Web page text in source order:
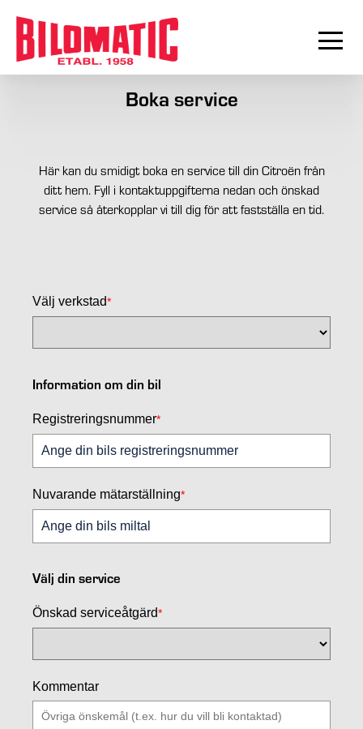
Boka service
Här kan du smidigt boka en service till din Citroën från
ditt hem. Fyll i kontaktuppgifterna nedan och önskad
service så återkopplar vi till dig för att fastställa en tid.
Välj verkstad*
Information om din bil
Registreringsnummer*
Nuvarande mätarställning*
Välj din service
Önskad serviceåtgärd*
Kommentar